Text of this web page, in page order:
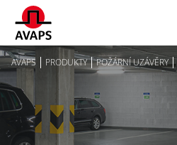
AVAPS PRODUKTY POŽÁRNÍ UZÁVĚRY